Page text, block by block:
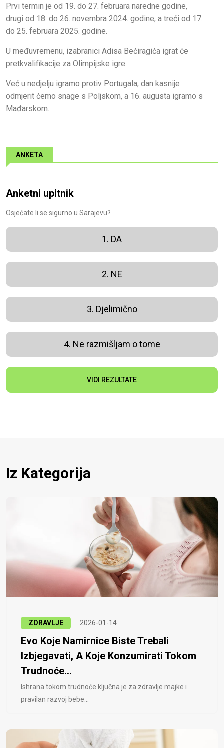
Prvi termin je od 19. do 27. februara naredne godine,
drugi od 18. do 26. novembra 2024. godine, a treći od 17.
do 25. februara 2025. godine.
U međuvremenu, izabranici Adisa Bećiragića igrat će
pretkvalifikacije za Olimpijske igre.
Već u nedjelju igramo protiv Portugala, dan kasnije
odmjerit ćemo snage s Poljskom, a 16. augusta igramo s
Mađarskom.
ANKETA
Anketni upitnik
Osjećate li se sigurno u Sarajevu?
1. DA
2. NE
3. Djelimično
4. Ne razmišljam o tome
VIDI REZULTATE
Iz Kategorija
ZDRAVLJE 2026-01-14
Evo Koje Namirnice Biste Trebali
Izbjegavati, A Koje Konzumirati Tokom
Trudnoće...
Ishrana tokom trudnoće ključna je za zdravlje majke i
pravilan razvoj bebe...